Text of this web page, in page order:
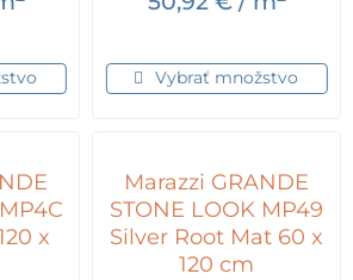
Vybrať množstvo
x
Marazzi GRANDE
STONE LOOK MP49
Silver Root Mat 60 x
120 cm